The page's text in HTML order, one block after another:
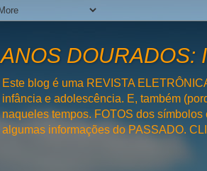
ANOS DOURADOS:
Este blog é uma REVISTA
infância e adolescência. E, também
naqueles tempos. FOTOS dos
algumas informações do PASSADO.